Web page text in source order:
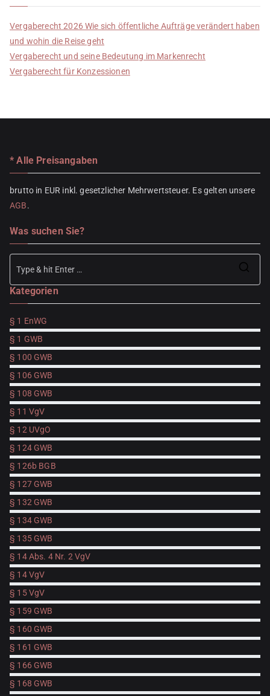
Vergaberecht 2026 Wie sich öffentliche Aufträge verändert haben
und wohin die Reise geht
Vergaberecht und seine Bedeutung im Markenrecht
Vergaberecht für Konzessionen
* Alle Preisangaben
brutto in EUR inkl. gesetzlicher Mehrwertsteuer. Es gelten unsere
AGB.
Was suchen Sie?
Kategorien
§ 1 EnWG
§ 1 GWB
§ 100 GWB
§ 106 GWB
§ 108 GWB
§ 11 VgV
§ 12 UVgO
§ 124 GWB
§ 126b BGB
§ 127 GWB
§ 132 GWB
§ 134 GWB
§ 135 GWB
§ 14 Abs. 4 Nr. 2 VgV
§ 14 VgV
§ 15 VgV
§ 159 GWB
§ 160 GWB
§ 161 GWB
§ 166 GWB
§ 168 GWB